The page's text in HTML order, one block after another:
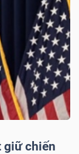
giữ chiến